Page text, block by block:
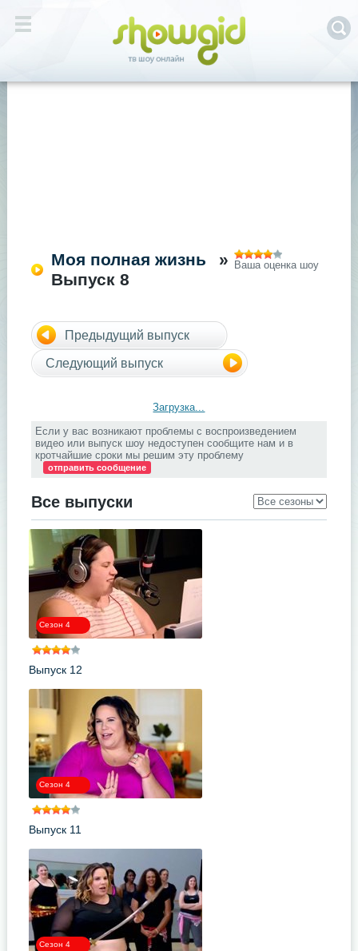
Моя полная жизнь
»
Выпуск 8
Ваша оценка шоу
Предыдущий выпуск
Следующий выпуск
Загрузка...
Если у вас возникают проблемы с воспроизведением
видео или выпуск шоу недоступен сообщите нам и в
кротчайшие сроки мы решим эту проблему
отправить сообщение
Все выпуски
Сезон 4
Выпуск 12
Сезон 4
Выпуск 11
Сезон 4